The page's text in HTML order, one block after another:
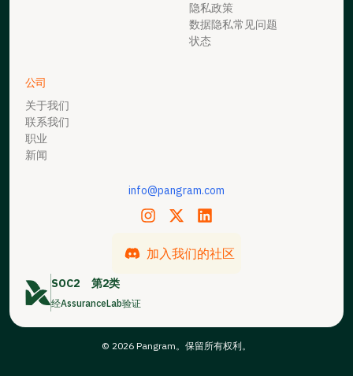
隐私政策
数据隐私常见问题
状态
公司
关于我们
联系我们
职业
新闻
SOC2 第2类
经AssuranceLab验证
info@pangram.com
加入我们的社区
© 2026 Pangram。保留所有权利。